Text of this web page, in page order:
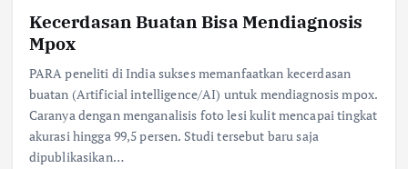
Kecerdasan Buatan Bisa Mendiagnosis
Mpox
PARA peneliti di India sukses memanfaatkan kecerdasan
buatan (Artificial intelligence/AI) untuk mendiagnosis mpox.
Caranya dengan menganalisis foto lesi kulit mencapai tingkat
akurasi hingga 99,5 persen. Studi tersebut baru saja
dipublikasikan…